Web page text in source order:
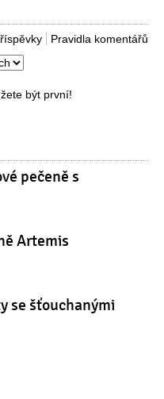
Pravidla komentářů
být první!
pečeně s
Artemis
se šťouchanými